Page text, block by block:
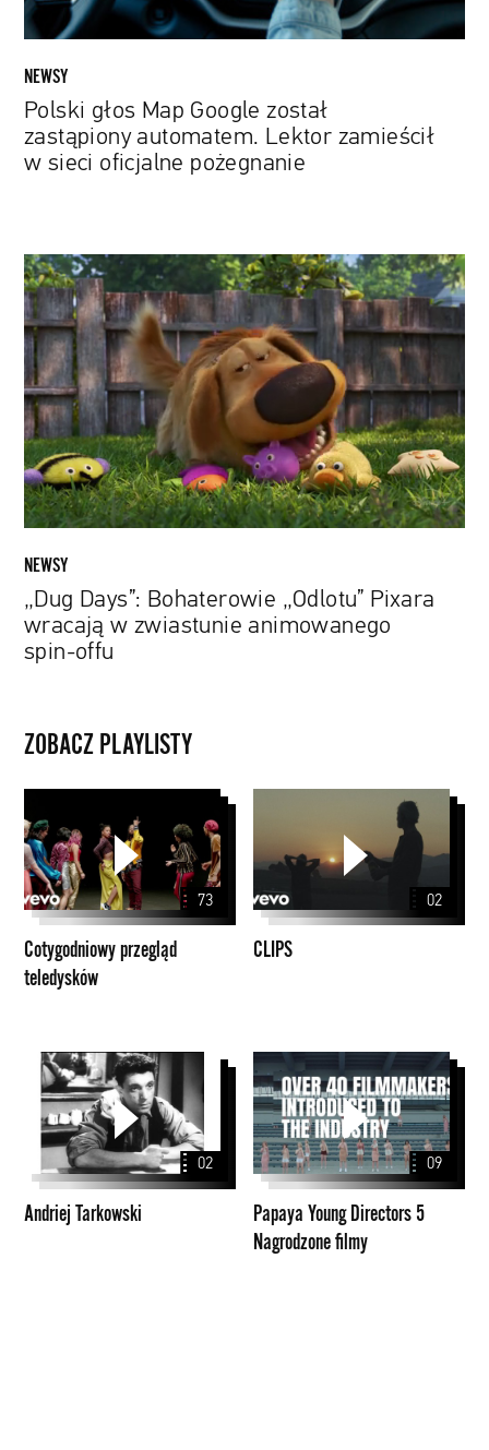
w
sieci
oficjalne
NEWSY
Polski głos Map Google został
zastąpiony automatem. Lektor zamieścił
w sieci oficjalne pożegnanie
„Dug
Days”:
Bohaterowie
„Odlotu”
Pixara
wracają
w
zwiastunie
animowanego
spin-
offu
NEWSY
„Dug Days”: Bohaterowie „Odlotu” Pixara
wracają w zwiastunie animowanego
spin-offu
ZOBACZ PLAYLISTY
przegląd
teledysków
73
Cotygodniowy przegląd
teledysków
02
CLIPS
Andriej
Tarkowski
02
Andriej Tarkowski
Papaya
Young
Directors
5
Nagrodzone
filmy
09
Papaya Young Directors 5
Nagrodzone filmy